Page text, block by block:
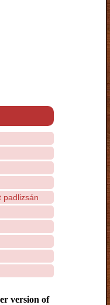
padlizsán
version of